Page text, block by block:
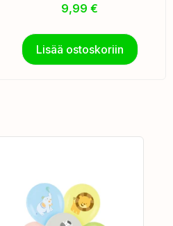
9,99€
Lisää ostoskoriin